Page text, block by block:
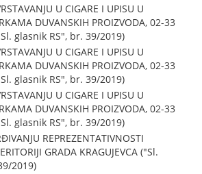
U CIGARE I UPISU U
DUVANSKIH PROIZVODA, 02-33
glasnik RS", br. 39/2019)
U CIGARE I UPISU U
DUVANSKIH PROIZVODA, 02-33
glasnik RS", br. 39/2019)
U CIGARE I UPISU U
DUVANSKIH PROIZVODA, 02-33
glasnik RS", br. 39/2019)
REPREZENTATIVNOSTI
GRADA KRAGUJEVCA ("Sl.
2019)